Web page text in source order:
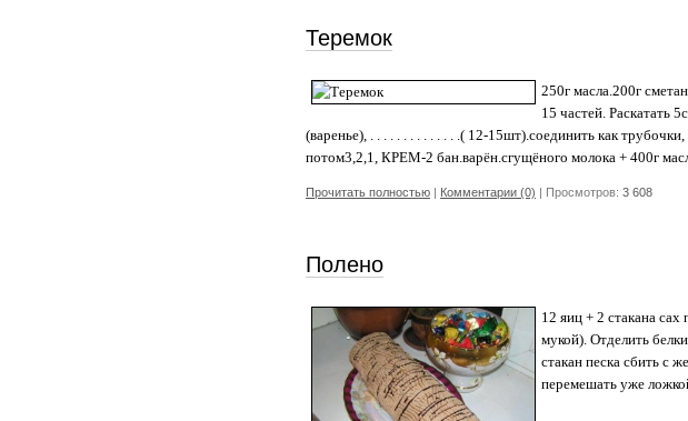
Теремок
250г масла.200г
15 частей. Раскатать
(варенье), . . . . . . . . . . . . . .( 12-15шт).соединить как
потом3,2,1, КРЕМ-2 бан.варён.сгущёного молока + 400г
Прочитать полностью | Комментарии (0) | Просмотров: 3 608
Полено
12 яиц + 2 стакана
мукой). Отделить
стакан песка сбить с
перемешать уже